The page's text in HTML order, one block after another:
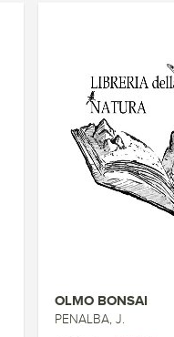
OLMO BONSAI
PENALBA, J.